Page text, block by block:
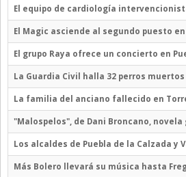
El equipo de cardiología
El Magic asciende al segundo puesto
El grupo Raya ofrece un concierto en
La Guardia Civil halla 32 perros
La familia del anciano fallecido en
"Malospelos", de Dani Broncano,
Los alcaldes de Puebla de la Calzada
Más Bolero llevará su música hasta